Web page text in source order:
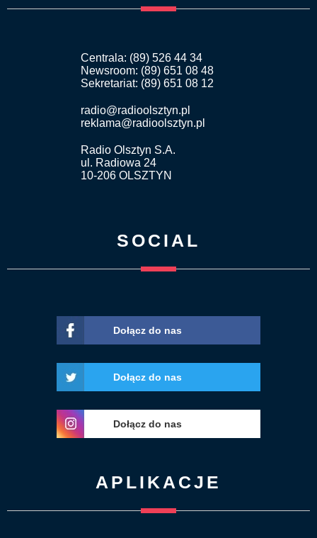
Centrala: (89) 526 44 34
Newsroom: (89) 651 08 48
Sekretariat: (89) 651 08 12
radio@radioolsztyn.pl
reklama@radioolsztyn.pl
Radio Olsztyn S.A.
ul. Radiowa 24
10-206 OLSZTYN
SOCIAL
Dołącz do nas
Dołącz do nas
Dołącz do nas
APLIKACJE